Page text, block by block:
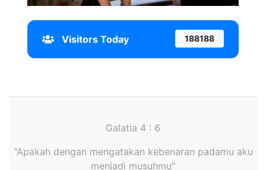
Visitors Today 188188
Galatia 4 : 6
"Apakah dengan mengatakan kebenaran padamu aku
menjadi musuhmu"